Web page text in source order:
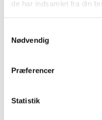
de har indsamlet fra din
Nødvendig
Præferencer
Statistik
kan forme
Nogle af jer vil nok
valg på at gøre
tilgængelig og
hvis DDD skal